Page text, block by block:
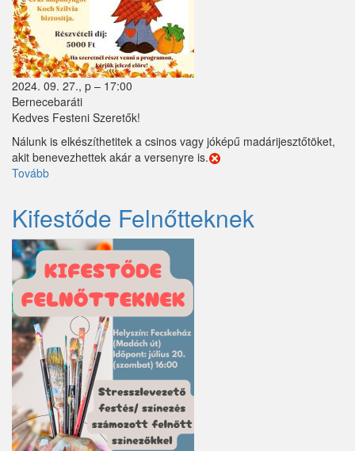
2024. 09. 27., p – 17:00
Bernecebaráti
Kedves Festeni Szeretők!
Nálunk is elkészíthetitek a csinos vagy jóképű madárijesztőtöket,
akit benevezhettek akár a versenyre is.
Tovább
kézműves
foglalkozás
felnőtteknek)
Kifestőde Felnőtteknek